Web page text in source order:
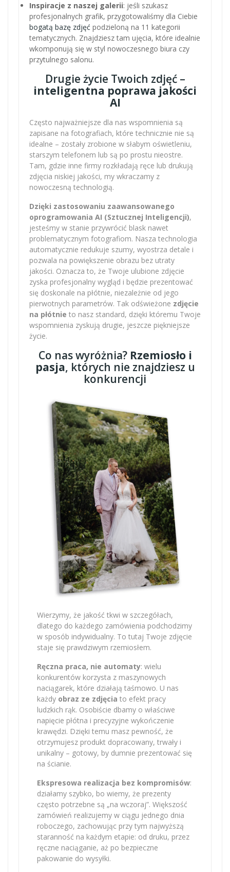
Inspiracje z naszej galerii: jeśli szukasz
profesjonalnych grafik, przygotowaliśmy dla Ciebie
bogatą bazę zdjęć podzieloną na 11 kategorii
tematycznych. Znajdziesz tam ujęcia, które idealnie
wkomponują się w styl nowoczesnego biura czy
przytulnego salonu.
Drugie życie Twoich zdjęć –
inteligentna poprawa jakości
AI
Często najważniejsze dla nas wspomnienia są
zapisane na fotografiach, które technicznie nie są
idealne – zostały zrobione w słabym oświetleniu,
starszym telefonem lub są po prostu nieostre.
Tam, gdzie inne firmy rozkładają ręce lub drukują
zdjęcia niskiej jakości, my wkraczamy z
nowoczesną technologią.
Dzięki zastosowaniu zaawansowanego
oprogramowania AI (Sztucznej Inteligencji),
jesteśmy w stanie przywrócić blask nawet
problematycznym fotografiom. Nasza technologia
automatycznie redukuje szumy, wyostrza detale i
pozwala na powiększenie obrazu bez utraty
jakości. Oznacza to, że Twoje ulubione zdjęcie
zyska profesjonalny wygląd i będzie prezentować
się doskonale na płótnie, niezależnie od jego
pierwotnych parametrów. Tak odświeżone zdjęcie
na płótnie to nasz standard, dzięki któremu Twoje
wspomnienia zyskują drugie, jeszcze piękniejsze
życie.
Co nas wyróżnia? Rzemiosło i
pasja, których nie znajdziesz u
konkurencji
Wierzymy, że jakość tkwi w szczegółach,
dlatego do każdego zamówienia podchodzimy
w sposób indywidualny. To tutaj Twoje zdjęcie
staje się prawdziwym rzemiosłem.
Ręczna praca, nie automaty: wielu
konkurentów korzysta z maszynowych
naciągarek, które działają taśmowo. U nas
każdy obraz ze zdjęcia to efekt pracy
ludzkich rąk. Osobiście dbamy o właściwe
napięcie płótna i precyzyjne wykończenie
krawędzi. Dzięki temu masz pewność, że
otrzymujesz produkt dopracowany, trwały i
unikalny – gotowy, by dumnie prezentować się
na ścianie.
Ekspresowa realizacja bez kompromisów:
działamy szybko, bo wiemy, że prezenty
często potrzebne są „na wczoraj”. Większość
zamówień realizujemy w ciągu jednego dnia
roboczego, zachowując przy tym najwyższą
staranność na każdym etapie: od druku, przez
ręczne naciąganie, aż po bezpieczne
pakowanie do wysyłki.